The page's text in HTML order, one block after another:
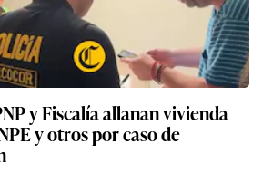
y Fiscalía allanan vivienda
y otros por caso de